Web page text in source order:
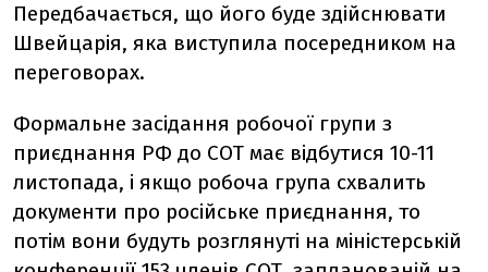
Передбачається, що його буде здійснювати
Швейцарія, яка виступила посередником на
переговорах.
Формальне засідання робочої групи з
приєднання РФ до СОТ має відбутися 10-11
листопада, і якщо робоча група схвалить
документи про російське приєднання, то
потім вони будуть розглянуті на міністерській